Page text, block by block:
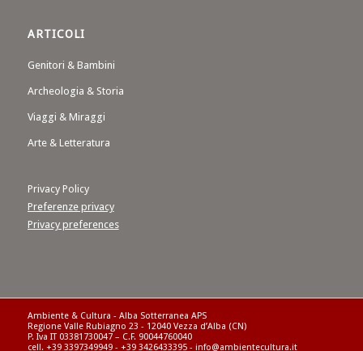
ARTICOLI
Genitori & Bambini
Archeologia & Storia
Viaggi & Miraggi
Arte & Letteratura
Privacy Policy
Preferenze privacy
Privacy preferences
Ambiente & Cultura - Alba Sotterranea APS
Regione Valle Rubiagno 23 - 12040 Vezza d’Alba (CN)
P. Iva IT 03381730047 – C.F. 90044760040
cell. +39 3397349949 - +39 3426433395 - info@ambientecultura.it